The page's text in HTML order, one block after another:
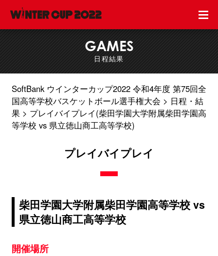
GAMES
日程結果
SoftBank ウインターカップ2022 令和4年度 第75回全
国高等学校バスケットボール選手権大会
日程・結
果
プレイバイプレイ(柴田学園大学附属柴田学園高
等学校 vs 県立徳山商工高等学校)
プレイバイプレイ
柴田学園大学附属柴田学園高等学校 vs
県立徳山商工高等学校
開催場所